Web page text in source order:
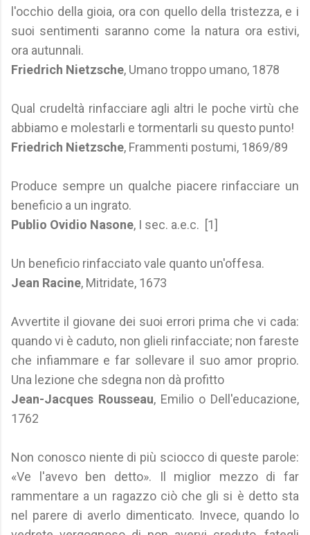
l'occhio della gioia, ora con quello della tristezza, e i
suoi sentimenti saranno come la natura ora estivi,
ora autunnali.
Friedrich Nietzsche, Umano troppo umano, 1878
Qual crudeltà rinfacciare agli altri le poche virtù che
abbiamo e molestarli e tormentarli su questo punto!
Friedrich Nietzsche, Frammenti postumi, 1869/89
Produce sempre un qualche piacere rinfacciare un
beneficio a un ingrato.
Publio Ovidio Nasone, I sec. a.e.c. [1]
Un beneficio rinfacciato vale quanto un'offesa.
Jean Racine, Mitridate, 1673
Avvertite il giovane dei suoi errori prima che vi cada:
quando vi è caduto, non glieli rinfacciate; non fareste
che infiammare e far sollevare il suo amor proprio.
Una lezione che sdegna non dà profitto
Jean-Jacques Rousseau, Emilio o Dell'educazione,
1762
Non conosco niente di più sciocco di queste parole:
«Ve l'avevo ben detto». Il miglior mezzo di far
rammentare a un ragazzo ciò che gli si è detto sta
nel parere di averlo dimenticato. Invece, quando lo